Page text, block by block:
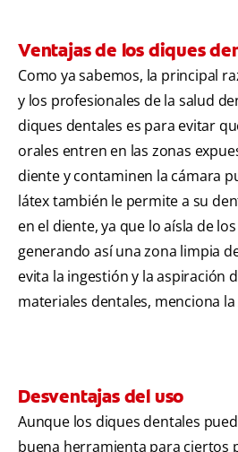
Ventajas de los diques
Como ya sabemos, la principal
y los profesionales de la salud
diques dentales es para evitar
orales entren en las zonas
diente y contaminen la cámara
látex también le permite a su
en el diente, ya que lo aísla de
generando así una zona limpia
evita la ingestión y la aspiración
materiales dentales, menciona la
Desventajas del uso
Aunque los diques dentales
buena herramienta para ciertos